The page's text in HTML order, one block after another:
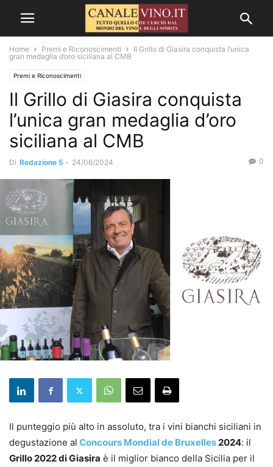
Home Premi e Riconoscimenti
Il Grillo di Giasira conquista l’unica
gran medaglia d’oro siciliana al CMB
Premi e Riconoscimenti
Il Grillo di Giasira conquista
l’unica gran medaglia d’oro
siciliana al CMB
Di Redazione 5 - 24/06/2024 0
Il punteggio più alto in assoluto, tra i vini bianchi siciliani in
degustazione al Concours Mondial de Bruxelles2024: il
Grillo 2022 di Giasira è il miglior bianco della Sicilia per il